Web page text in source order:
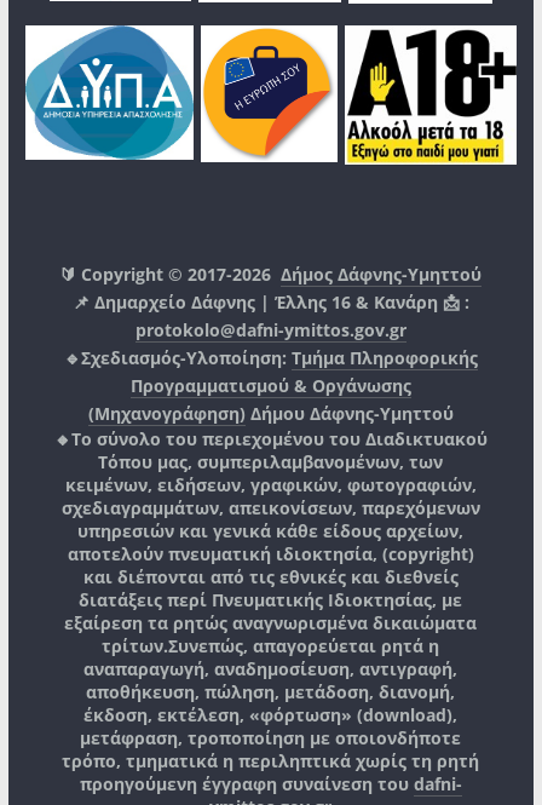
🔰 Copyright © 2017-2026Δήμος Δάφνης-Υμηττού
📌 Δημαρχείο Δάφνης | Έλλης 16 & Κανάρη 📩 :
protokolo@dafni-ymittos.gov.gr
🔹Σχεδιασμός-Υλοποίηση: Τμήμα Πληροφορικής
Προγραμματισμού & Οργάνωσης
(Μηχανογράφηση) Δήμου Δάφνης-Υμηττού
🔸Το σύνολο του περιεχομένου του Διαδικτυακού
Τόπου μας, συμπεριλαμβανομένων, των
κειμένων, ειδήσεων, γραφικών, φωτογραφιών,
σχεδιαγραμμάτων, απεικονίσεων, παρεχόμενων
υπηρεσιών και γενικά κάθε είδους αρχείων,
αποτελούν πνευματική ιδιοκτησία, (copyright)
και διέπονται από τις εθνικές και διεθνείς
διατάξεις περί Πνευματικής Ιδιοκτησίας, με
εξαίρεση τα ρητώς αναγνωρισμένα δικαιώματα
τρίτων.Συνεπώς, απαγορεύεται ρητά η
αναπαραγωγή, αναδημοσίευση, αντιγραφή,
αποθήκευση, πώληση, μετάδοση, διανομή,
έκδοση, εκτέλεση, «φόρτωση» (download),
μετάφραση, τροποποίηση με οποιονδήποτε
τρόπο, τμηματικά η περιληπτικά χωρίς τη ρητή
προηγούμενη έγγραφη συναίνεση του dafni-